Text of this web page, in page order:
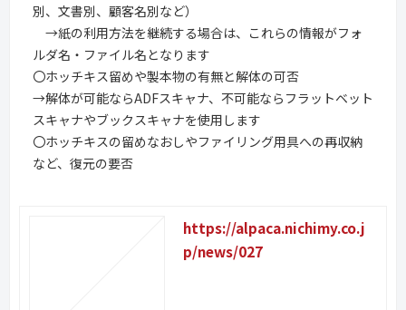
別、文書別、顧客名別など）
→紙の利用方法を継続する場合は、これらの情報がフォ
ルダ名・ファイル名となります
〇ホッチキス留めや製本物の有無と解体の可否
→解体が可能ならADFスキャナ、不可能ならフラットベット
スキャナやブックスキャナを使用します
〇ホッチキスの留めなおしやファイリング用具への再収納
など、復元の要否
https://alpaca.nichimy.co.j
p/news/027